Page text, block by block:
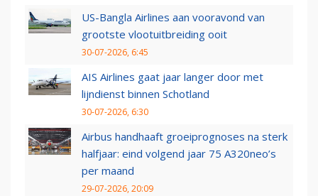
US-Bangla Airlines aan vooravond van
grootste vlootuitbreiding ooit
30-07-2026, 6:45
AIS Airlines gaat jaar langer door met
lijndienst binnen Schotland
30-07-2026, 6:30
Airbus handhaaft groeiprognoses na sterk
halfjaar: eind volgend jaar 75 A320neo’s
per maand
29-07-2026, 20:09